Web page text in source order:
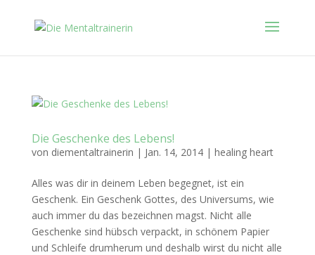
Die Geschenke des Lebens!
von diementaltrainerin | Jan. 14, 2014| healing heart
Alles was dir in deinem Leben begegnet, ist ein
Geschenk. Ein Geschenk Gottes, des Universums, wie
auch immer du das bezeichnen magst. Nicht alle
Geschenke sind hübsch verpackt, in schönem Papier
und Schleife drumherum und deshalb wirst du nicht alle